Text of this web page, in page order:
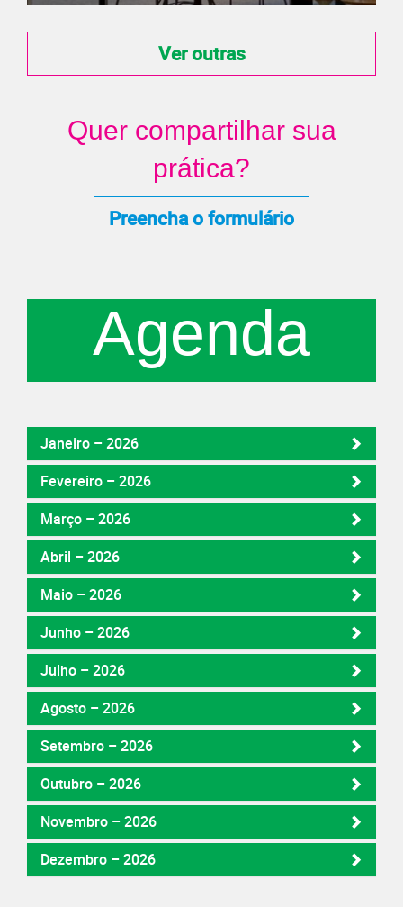
Ver outras
Quer compartilhar sua
prática?
Preencha o formulário
Agenda
Janeiro – 2026
Fevereiro – 2026
Março – 2026
Abril – 2026
Maio – 2026
Junho – 2026
Julho – 2026
Agosto – 2026
Setembro – 2026
Outubro – 2026
Novembro – 2026
Dezembro – 2026